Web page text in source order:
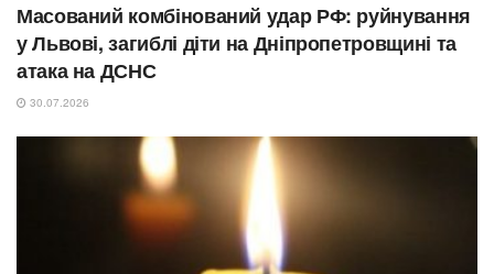
Масований комбінований удар РФ: руйнування
у Львові, загиблі діти на Дніпропетровщині та
атака на ДСНС
30.07.2026